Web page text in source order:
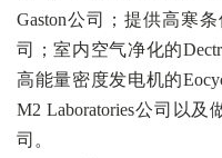
Gaston公司；提供高寒
司；室内空气净化的
高能量密度发电机的
M2 Laboratories公司以
司。